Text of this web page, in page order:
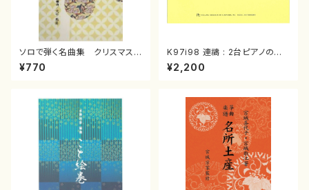
ソロで弾く名曲集 クリスマス・
イブ／恋人がサンタクロース(
箏独奏 /大平光美 編曲/楽
¥770
K97i98 連禱 : 2台ピアノのた
めの（2 Pianos / 菊池 幸夫 /
楽譜）
¥2,200